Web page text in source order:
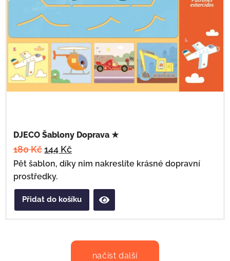
DJECO Šablony Doprava ★
180Kč144 Kč
Pět šablon, díky nim nakreslíte krásné dopravní
prostředky.
Přidat do košíku
načíst další